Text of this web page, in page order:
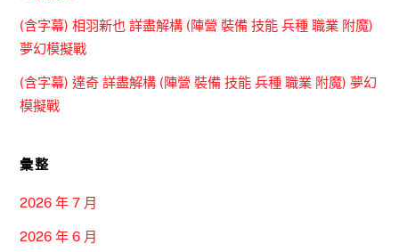
(含字幕) 相羽新也 詳盡解構 (陣營 裝備 技能 兵種 職業 附魔)
夢幻模擬戰
(含字幕) 達奇 詳盡解構 (陣營 裝備 技能 兵種 職業 附魔) 夢幻
模擬戰
彙整
2026 年 7 月
2026 年 6 月